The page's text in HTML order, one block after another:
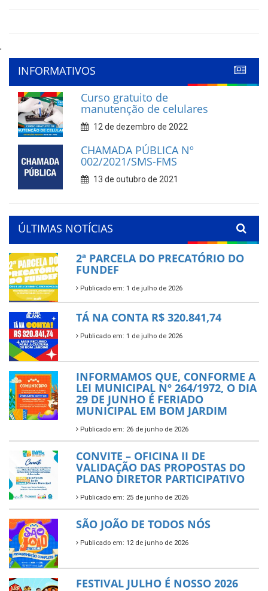
'
INFORMATIVOS
Curso gratuito de
manutenção de celulares
12 de dezembro de 2022
CHAMADA PÚBLICA Nº
002/2021/SMS-FMS
13 de outubro de 2021
ÚLTIMAS NOTÍCIAS
2ª PARCELA DO PRECATÓRIO DO
FUNDEF
Publicado em: 1 de julho de 2026
TÁ NA CONTA R$ 320.841,74
Publicado em: 1 de julho de 2026
INFORMAMOS QUE, CONFORME A
LEI MUNICIPAL Nº 264/1972, O DIA
29 DE JUNHO É FERIADO
MUNICIPAL EM BOM JARDIM
Publicado em: 26 de junho de 2026
CONVITE – OFICINA II DE
VALIDAÇÃO DAS PROPOSTAS DO
PLANO DIRETOR PARTICIPATIVO
Publicado em: 25 de junho de 2026
SÃO JOÃO DE TODOS NÓS
Publicado em: 12 de junho de 2026
FESTIVAL JULHO É NOSSO 2026